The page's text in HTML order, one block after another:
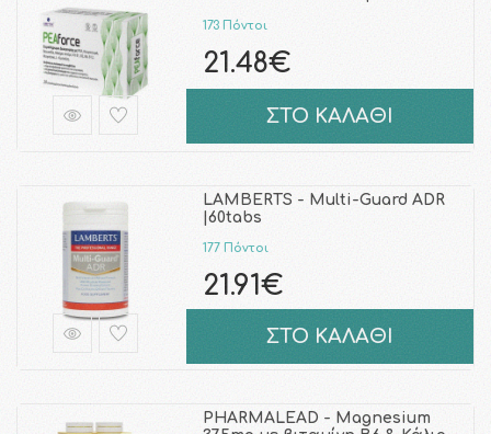
173 Πόντοι
21.48€
ΣΤΟ ΚΑΛΑΘΙ
LAMBERTS - Multi-Guard ADR
|60tabs
177 Πόντοι
21.91€
ΣΤΟ ΚΑΛΑΘΙ
PHARMALEAD - Magnesium